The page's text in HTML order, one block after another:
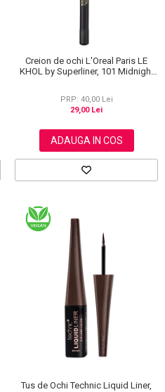
Creion de ochi L'Oreal Paris LE
KHOL by Superliner, 101 Midnight
PRP: 40,00 Lei
29,00 Lei
ADAUGA IN COS
Tus de Ochi Technic Liquid Liner,